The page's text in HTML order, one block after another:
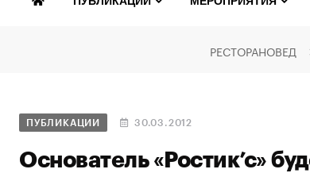
РЕСТОРАНОВЕД
ПУБЛИКАЦИИ 30.03.2012
Основатель «Ростик’с»